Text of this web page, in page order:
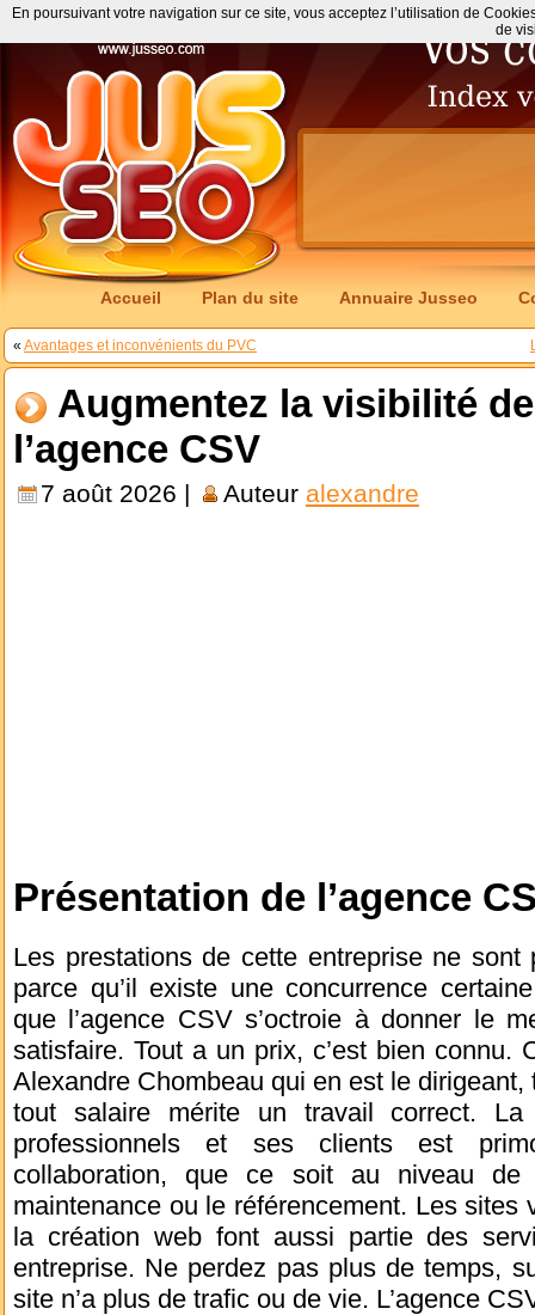
Accueil Plan du site Annuaire Jusseo
« Avantages et inconvénients du PVC
Augmentez la visibilité
l’agence CSV
7 août 2026 | Auteur alexandre
Présentation de l’agence
Les prestations de cette entreprise ne sont
parce qu’il existe une concurrence
que l’agence CSV s’octroie à donner le
satisfaire. Tout a un prix, c’est bien connu.
Alexandre Chombeau qui en est le
tout salaire mérite un travail correct. La
professionnels et ses clients est
collaboration, que ce soit au niveau
maintenance ou le référencement. Les sites
la création web font aussi partie des
entreprise. Ne perdez pas plus de temps,
site n’a plus de trafic ou de vie. L’agence
En poursuivant votre navigation sur ce site, vous acceptez l’utilisation de
de